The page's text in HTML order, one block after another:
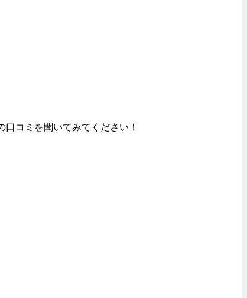
コミを聞いてみてください！